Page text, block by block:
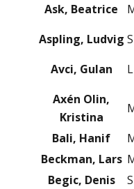
Ask, Beatrice
Aspling, Ludvig
Avci, Gulan
L
Axén Olin,
Kristina
Bali, Hanif
Beckman, Lars
Begic, Denis
S